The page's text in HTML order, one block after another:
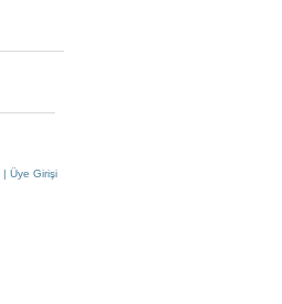
| Üye Girişi